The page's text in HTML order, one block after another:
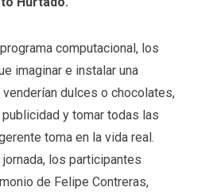
computacional, los
imaginar e instalar una
dulces o chocolates,
y tomar todas las
toma en la vida real.
jornada, los participantes
de Felipe Contreras,